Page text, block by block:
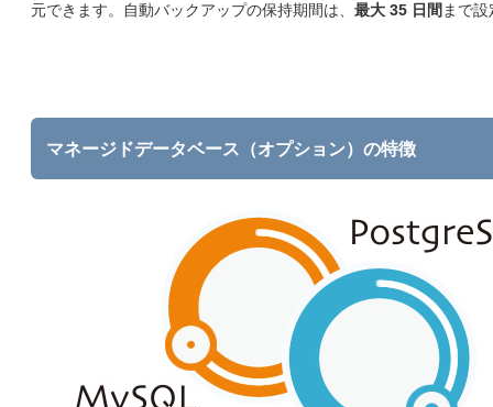
元できます。自動バックアップの保持期間は、 最大 35 日間 まで
マネージドデータベース（オプション）の特徴